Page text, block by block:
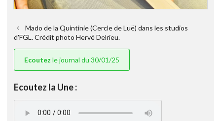
Mado de la Quintinie (Cercle de Luë) dans les studios
d'FGL. Crédit photo Hervé Delrieu.
Ecoutez le journal du 30/01/25
Ecoutez la Une :